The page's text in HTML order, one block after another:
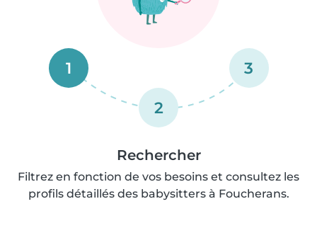
1
2
3
Rechercher
Filtrez en fonction de vos besoins et consultez les
profils détaillés des babysitters à Foucherans.